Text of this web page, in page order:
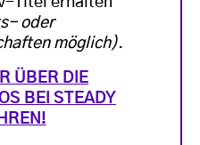
oder
möglich).
ÜBER DIE
BEI STEADY